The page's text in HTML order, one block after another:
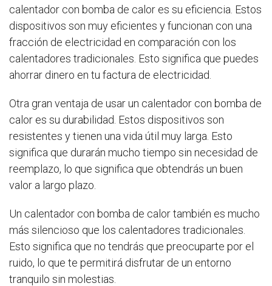
calentador con bomba de calor es su eficiencia. Estos
dispositivos son muy eficientes y funcionan con una
fracción de electricidad en comparación con los
calentadores tradicionales. Esto significa que puedes
ahorrar dinero en tu factura de electricidad.
Otra gran ventaja de usar un calentador con bomba de
calor es su durabilidad. Estos dispositivos son
resistentes y tienen una vida útil muy larga. Esto
significa que durarán mucho tiempo sin necesidad de
reemplazo, lo que significa que obtendrás un buen
valor a largo plazo.
Un calentador con bomba de calor también es mucho
más silencioso que los calentadores tradicionales.
Esto significa que no tendrás que preocuparte por el
ruido, lo que te permitirá disfrutar de un entorno
tranquilo sin molestias.